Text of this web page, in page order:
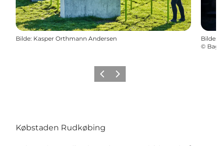
Bilde: Kasper Orthmann Andersen Bilde:
©
ForrigeNeste
Købstaden Rudkøbing